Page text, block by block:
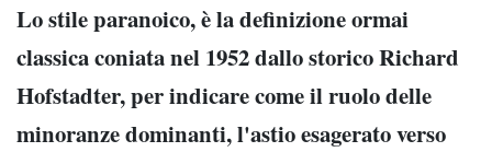
Lo stile paranoico, è la definizione ormai
classica coniata nel 1952 dallo storico Richard
Hofstadter, per indicare come il ruolo delle
minoranze dominanti, l'astio esagerato verso